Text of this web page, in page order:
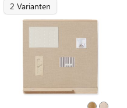
2 Varianten